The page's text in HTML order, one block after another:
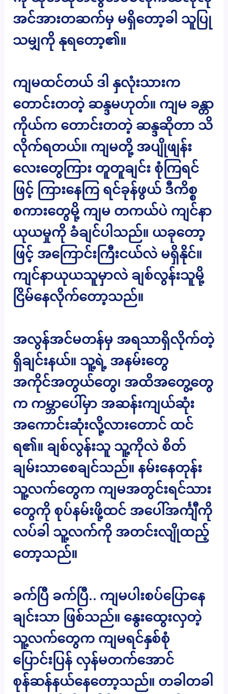
အင်အားတဆက်မှ မရှိတော့ခါ သူပြု
သမျှကို နုရတော့၏။
ကျမထင်တယ် ဒါ နှလုံးသားက
တောင်းတတဲ့ ဆန္ဒမဟုတ်။ ကျမ ခန္တာ
ကိုယ်က တောင်းတတဲ့ ဆန္ဒဆိုတာ သိ
လိုက်ရတယ်။ ကျမတို့ အပျိုဖျန်း
လေးတွေကြား တူတူချင်း စုံကြရင်
ဖြင့် ကြားနေကြ ရင်ခုန်ဖွယ် ဒီကိစ္စ
စကားတွေမို့ ကျမ တကယ်ပဲ ကျင်နာ
ယုယမှုကို ခံချင်ပါသည်။ ယခုတော့
ဖြင့် အကြောင်းကြီးငယ်လဲ မရှိနိုင်။
ကျင်နာယုယသူမှာလဲ ချစ်လွန်းသူမို့
ငြိမ်နေလိုက်တော့သည်။
အလွန်အင်မတန်မှ အရသာရှိလိုက်တဲ့
ရှိချင်းနယ်။ သူ့ရဲ့ အနမ်းတွေ
အကိုင်အတွယ်တွေ၊ အထိအတွေ့တွေ
က ကမ္ဘာပေါ်မှာ အဆန်းကျယ်ဆုံး
အကောင်းဆုံးလို့လားတောင် ထင်
ရ၏။ ချစ်လွန်းသူ သူ့ကိုလဲ စိတ်
ချမ်းသာစေချင်သည်။ နမ်းနေတုန်း
သူ့လက်တွေက ကျမအတွင်းရင်သား
တွေကို စုပ်နမ်းဖို့ထင် အပေါ်အင်္ကျီကို
လပ်ခါ သူ့လက်ကို အတင်းလျိုထည့်
တော့သည်။
ခက်ပြီ ခက်ပြီ.. ကျမပါးစပ်ပြောနေ
ချင်းသာ ဖြစ်သည်။ နွေးထွေးလှတဲ့
သူ့လက်တွေက ကျမရင်နှစ်စုံ
ပြောင်းပြန် လှန်မတက်အောင်
စုန်ဆန်နယ်နေတော့သည်။ တခါတခါ